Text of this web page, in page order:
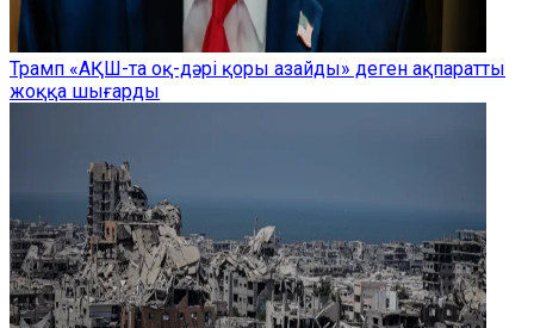
Трамп «АҚШ-та оқ-дәрі қоры азайды» деген ақпаратты
жоққа шығарды